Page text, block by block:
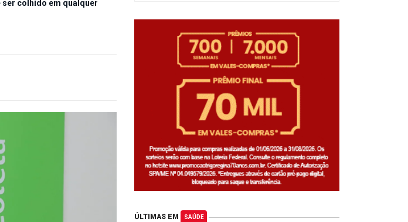
colhido em qualquer
ÚLTIMAS EM SAÚDE